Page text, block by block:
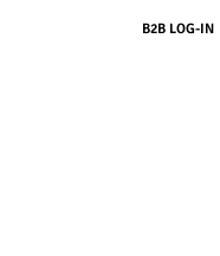
B2B LOG-IN